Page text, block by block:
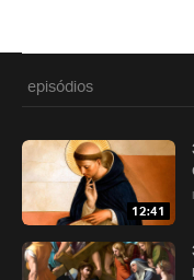
episódios
12:41